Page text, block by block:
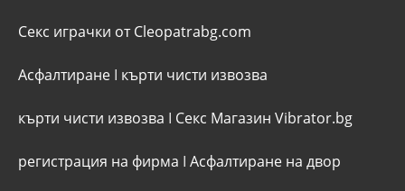
Секс играчки от Cleopatrabg.com
Асфалтиране I кърти чисти извозва
кърти чисти извозва I Секс Магазин Vibrator.bg
регистрация на фирма I Асфалтиране на двор